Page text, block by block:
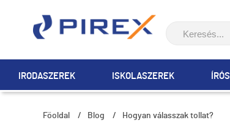
IRODASZEREK ISKOLASZEREK
Főoldal / Blog / Hogyan válasszak tollat?